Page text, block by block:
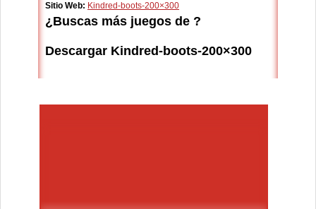
Sitio Web: Kindred-boots-200×300
¿Buscas más juegos de ?
Descargar Kindred-boots-200×300